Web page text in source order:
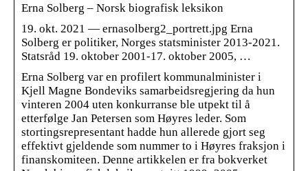
Erna Solberg – Norsk biografisk leksikon
19. okt. 2021 — ernasolberg2_portrett.jpg Erna
Solberg er politiker, Norges statsminister 2013-2021.
Statsråd 19. oktober 2001-17. oktober 2005, …
Erna Solberg var en profilert kommunalminister i
Kjell Magne Bondeviks samarbeidsregjering da hun
vinteren 2004 uten konkurranse ble utpekt til å
etterfølge Jan Petersen som Høyres leder. Som
stortingsrepresentant hadde hun allerede gjort seg
effektivt gjeldende som nummer to i Høyres fraksjon i
finanskomiteen. Denne artikkelen er fra bokverket